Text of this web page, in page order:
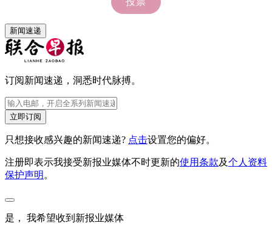
新闻速递
订阅新闻速递，洞悉时代脉搏。
立即订阅
只想接收感兴趣的新闻速递? 点击设置您的偏好。
注册即表示我接受新报业媒体不时更新的使用条款及个人资料
保护声明 。
是， 我希望收到新报业媒体